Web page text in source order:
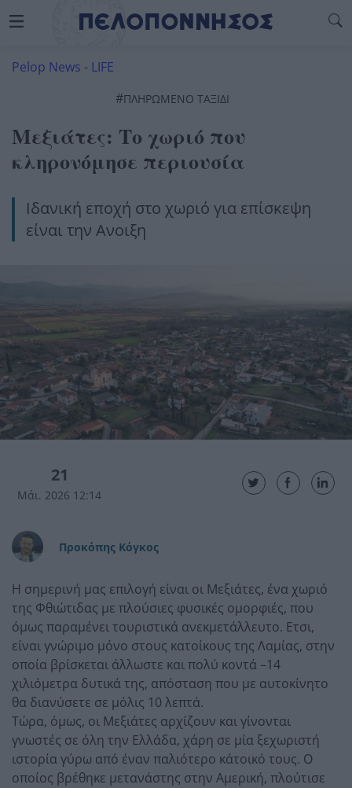
Pelop News - LIFE
#ΠΛΗΡΩΜΈΝΟ ΤΑΞΊΔΙ
Μεξιάτες: Το χωριό που
κληρονόμησε περιουσία
Ιδανική εποχή στο χωριό για επίσκεψη
είναι την Ανοιξη
21
Μάι. 2026 12:14
Προκόπης Κόγκος
Η σημερινή μας επιλογή είναι οι Μεξιάτες, ένα χωριό
της Φθιώτιδας με πλούσιες φυσικές ομορφιές, που
όμως παραμένει τουριστικά ανεκμετάλλευτο. Ετσι,
είναι γνώριμο μόνο στους κατοίκους της Λαμίας, στην
οποία βρίσκεται άλλωστε και πολύ κοντά –14
χιλιόμετρα δυτικά της, απόσταση που με αυτοκίνητο
θα διανύσετε σε μόλις 10 λεπτά.
Τώρα, όμως, οι Μεξιάτες αρχίζουν και γίνονται
γνωστές σε όλη την Ελλάδα, χάρη σε μία ξεχωριστή
ιστορία γύρω από έναν παλιότερο κάτοικό τους. Ο
οποίος βρέθηκε μετανάστης στην Αμερική, πλούτισε